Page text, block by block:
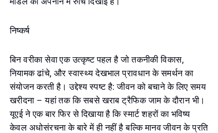
निष्कर्ष
बिन वरीका सेवा एक उत्कृष्ट पहल है जो तकनीकी विकास,
नियामक ढांचे, और स्वास्थ्य देखभाल प्रावधान के समर्थन का
संयोजन करती है। उद्देश्य स्पष्ट है: जीवन को बचाने के लिए समय
खरीदना – यहां तक कि सबसे खराब ट्रैफिक जाम के दौरान भी।
यूएई ने एक बार फिर से दिखाया है कि स्मार्ट शहरों का भविष्य
केवल अधोसंरचना के बारे में ही नहीं है बल्कि मानव जीवन के प्रति